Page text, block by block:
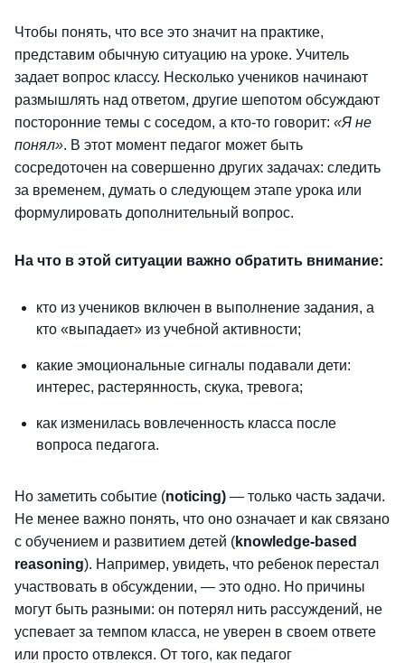
Чтобы понять, что все это значит на практике,
представим обычную ситуацию на уроке. Учитель
задает вопрос классу. Несколько учеников начинают
размышлять над ответом, другие шепотом обсуждают
посторонние темы с соседом, а кто-то говорит: «Я не
понял». В этот момент педагог может быть
сосредоточен на совершенно других задачах: следить
за временем, думать о следующем этапе урока или
формулировать дополнительный вопрос.
На что в этой ситуации важно обратить внимание:
кто из учеников включен в выполнение задания, а
кто «выпадает» из учебной активности;
какие эмоциональные сигналы подавали дети:
интерес, растерянность, скука, тревога;
как изменилась вовлеченность класса после
вопроса педагога.
Но заметить событие (noticing) — только часть задачи.
Не менее важно понять, что оно означает и как связано
с обучением и развитием детей (knowledge-based
reasoning). Например, увидеть, что ребенок перестал
участвовать в обсуждении, — это одно. Но причины
могут быть разными: он потерял нить рассуждений, не
успевает за темпом класса, не уверен в своем ответе
или просто отвлекся. От того, как педагог